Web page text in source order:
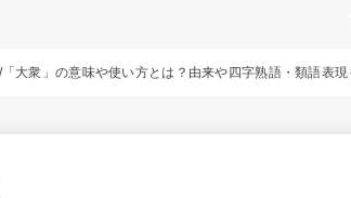
「大衆」の意味や使い方とは？由来や四字熟語・類語表現